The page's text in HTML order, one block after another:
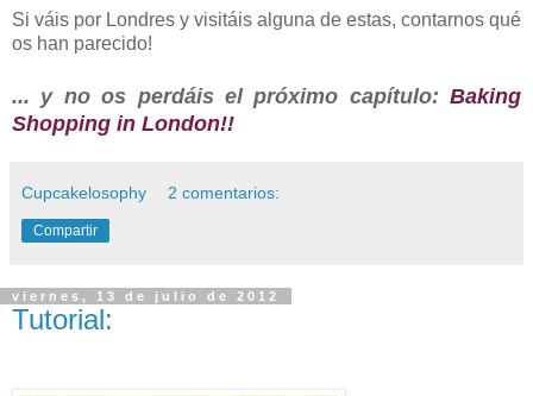
Si váis por Londres y visitáis alguna de estas, contarnos qué
os han parecido!
... y no os perdáis el próximo capítulo: Baking
Shopping in London!!
Cupcakelosophy 2 comentarios:
Compartir
viernes, 13 de julio de 2012
Tutorial: